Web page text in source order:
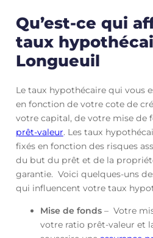
Qu’est-ce qui
taux
Longueuil
Le taux hypothécaire qui vous
en fonction de votre cote de
votre capital, de votre mise de
prêt-valeur. Les taux
fixés en fonction des risques
du but du prêt et de la
garantie. Voici quelques-uns
qui influencent votre taux
Mise de fonds– Votre
votre ratio prêt-valeur et